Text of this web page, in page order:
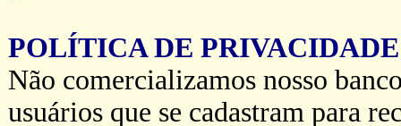
POLÍTICA DE PRIVACIDADE
Não comercializamos nosso
usuários que se cadastram para